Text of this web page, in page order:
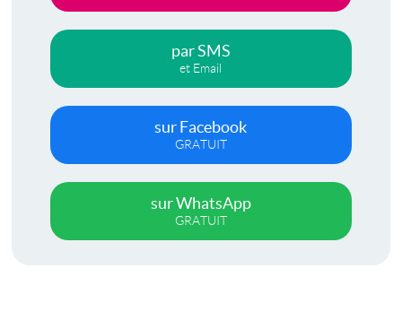
par SMS
et Email
sur Facebook
GRATUIT
sur WhatsApp
GRATUIT